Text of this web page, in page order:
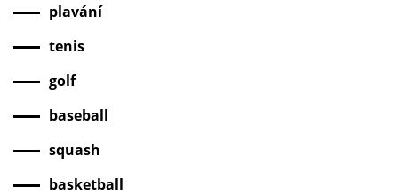
plavání
tenis
golf
baseball
squash
basketball